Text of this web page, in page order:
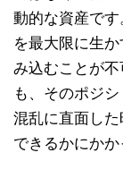
動的な資産で
を最大限に生
み込むことが
も、そのポジ
混乱に直面し
できるかにかか